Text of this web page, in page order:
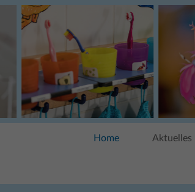
Home Aktuelles